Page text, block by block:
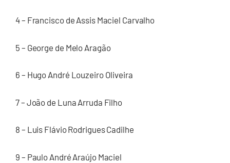
4 – Francisco de Assis Maciel Carvalho
5 – George de Melo Aragão
6 – Hugo André Louzeiro Oliveira
7 – João de Luna Arruda Filho
8 – Luis Flávio Rodrigues Cadilhe
9 – Paulo André Araújo Maciel